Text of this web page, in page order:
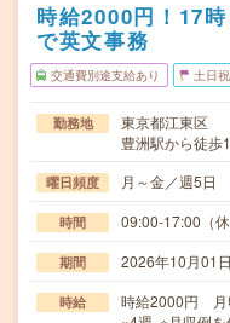
時給2000円！17
で英文事務
交通費別途支給あり 土日
勤務地
東京都江東区
豊洲駅から徒歩
曜日頻度 月～金／週5日
時間 09:00-17:00（
期間 2026年10月01
時給
時給2000円 月